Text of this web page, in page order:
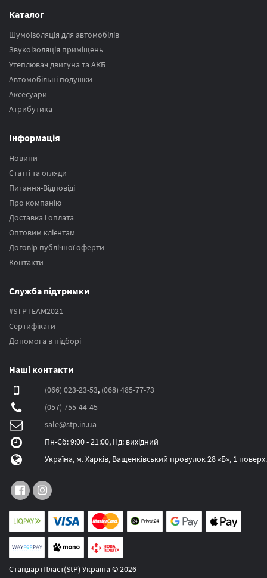
Каталог
Шумоізоляція для автомобілів
Звукоізоляція приміщень
Утеплювач двигуна та АКБ
Автомобільні подушки
Аксесуари
Атрибутика
Інформація
Новини
Статті та огляди
Питання-Відповіді
Про компанію
Доставка і оплата
Оптовим клієнтам
Договір публічної оферти
Контакти
Служба підтримки
#STPTEAM2021
Сертифікати
Допомога в підборі
Наші контакти
(066) 023-23-53, (068) 485-77-73
(057) 755-44-45
sale@stp.in.ua
Пн-Сб: 9:00 - 21:00, Нд: вихідний
Україна, м. Харків, Ващенківський провулок 28 «Б», 1 поверх.
СтандартПласт(StP) Україна © 2026